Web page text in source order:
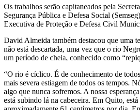
Os trabalhos serão capitaneados pela
Segurança Pública e Defesa Social
Executiva de Proteção e Defesa Civil
David Almeida também destacou que uma
não está descartada, uma vez que o rio
um período de cheia, conhecido como
“O rio é cíclico. É de conhecimento de
mais severa estiagem de todos os tempos.
algo que nunca sofremos. A nossa
está subindo lá na cabeceira. Em Quito,